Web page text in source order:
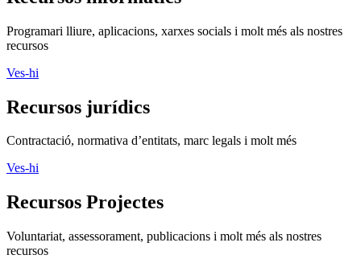
Programari lliure, aplicacions, xarxes socials i molt més als nostres
recursos
Ves-hi
Recursos jurídics
Contractació, normativa d’entitats, marc legals i molt més
Ves-hi
Recursos Projectes
Voluntariat, assessorament, publicacions i molt més als nostres
recursos